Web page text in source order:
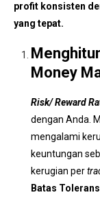
profit konsisten
yang tepat.
Money
Risk/ Reward
dengan Anda.
mengalami
keuntungan
kerugian per
Batas